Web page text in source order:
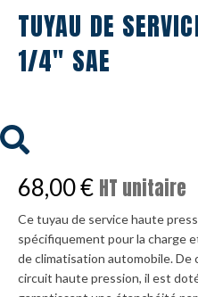
TUYAU DE
1/4" SAE
68,00€ HT unitaire
Ce tuyau de service haute
spécifiquement pour la charge
de climatisation automobile.
circuit haute pression, il est